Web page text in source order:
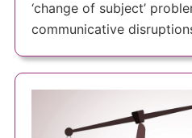
‘change of subject’
communicative